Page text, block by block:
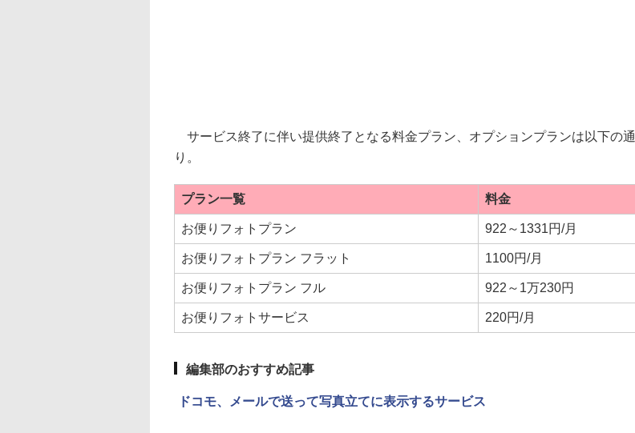
サービス終了に伴い提供終了となる料金プラン、オプションプランは以下の通
り。
プラン一覧 料金
お便りフォトプラン 922～1331円/月
お便りフォトプラン フラット 1100円/月
お便りフォトプラン フル 922～1万230円
お便りフォトサービス 220円/月
編集部のおすすめ記事
ドコモ、メールで送って写真立てに表示するサービス